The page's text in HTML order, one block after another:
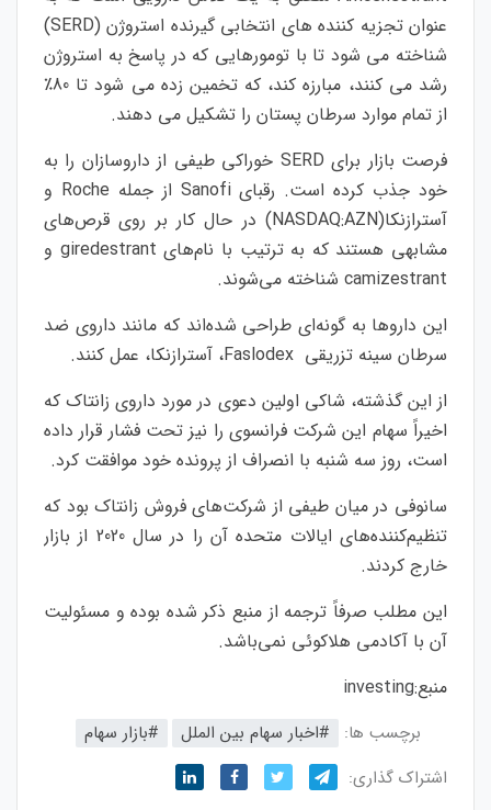
عنوان تجزیه کننده های انتخابی گیرنده استروژن (SERD)
شناخته می شود تا با تومورهایی که در پاسخ به استروژن
رشد می کنند، مبارزه کند، که تخمین زده می شود تا 80٪
از تمام موارد سرطان پستان را تشکیل می دهند.
فرصت بازار برای SERD خوراکی طیفی از داروسازان را به
خود جذب کرده است. رقبای Sanofi از جمله Roche و
آسترازنکا(NASDAQ:AZN
) در حال کار بر روی قرص‌های
مشابهی هستند که به ترتیب با نام‌های giredestrant و
camizestrant شناخته می‌شوند.
این داروها به گونه‌ای طراحی شده‌اند که مانند داروی ضد
سرطان سینه تزریقی Faslodex، آسترازنکا، عمل کنند.
از این گذشته، شاکی اولین دعوی در مورد داروی زانتاک که
اخیراً سهام این شرکت فرانسوی را نیز تحت فشار قرار داده
است، روز سه شنبه با انصراف از پرونده خود موافقت کرد.
سانوفی در میان طیفی از شرکت‌های فروش زانتاک بود که
تنظیم‌کننده‌های ایالات متحده آن را در سال 2020 از بازار
خارج کردند.
این مطلب صرفاً ترجمه از منبع ذکر شده بوده و مسئولیت
آن با آکادمی هلاکوئی نمی‌باشد.
منبع:investing
برچسب ها: #اخبار سهام بین الملل
#بازار سهام
اشتراک گذاری: